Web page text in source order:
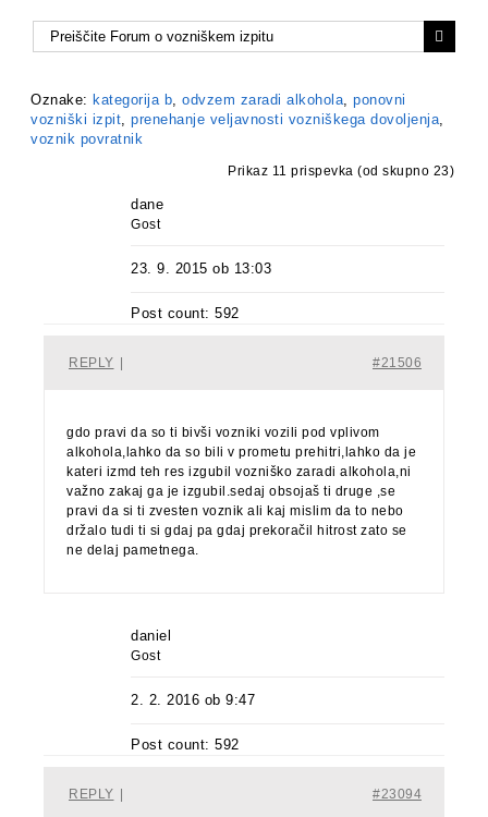
Oznake: kategorija b, odvzem zaradi alkohola, ponovni
vozniški izpit, prenehanje veljavnosti vozniškega dovoljenja,
voznik povratnik
Prikaz 11 prispevka (od skupno 23)
dane
Gost
23. 9. 2015 ob 13:03
Post count: 592
#21506
REPLY
gdo pravi da so ti bivši vozniki vozili pod vplivom
alkohola,lahko da so bili v prometu prehitri,lahko da je
kateri izmd teh res izgubil vozniško zaradi alkohola,ni
važno zakaj ga je izgubil.sedaj obsojaš ti druge ,se
pravi da si ti zvesten voznik ali kaj mislim da to nebo
držalo tudi ti si gdaj pa gdaj prekoračil hitrost zato se
ne delaj pametnega.
daniel
Gost
2. 2. 2016 ob 9:47
Post count: 592
#23094
REPLY